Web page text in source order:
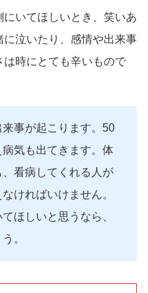
いてほしいとき、笑いあ
泣いたり、感情や出来事
は時にとても辛いもので
事が起こります。50
気も出てきます。体
看病してくれる人が
ければいけません。
ほしいと思うなら、
。